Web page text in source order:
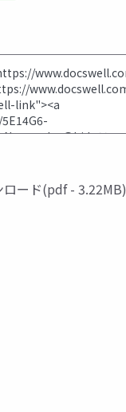
ロード(pdf - 3.22MB)